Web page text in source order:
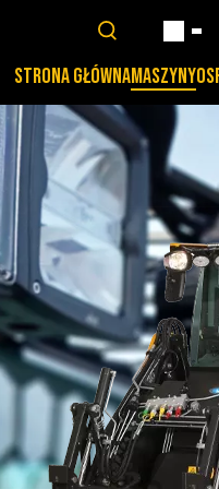
STRONA GŁÓWNAMASZYNY